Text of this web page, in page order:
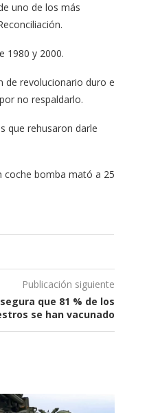
uno de los más
1980 y 2000.
de revolucionario duro e
no respaldarlo.
que rehusaron darle
coche bomba mató a 25
Publicación siguiente
que 81 % de los
se han vacunado